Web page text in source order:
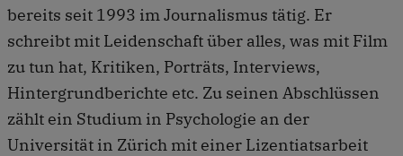
bereits seit 1993 im Journalismus tätig. Er
schreibt mit Leidenschaft über alles, was mit Film
zu tun hat, Kritiken, Porträts, Interviews,
Hintergrundberichte etc. Zu seinen Abschlüssen
zählt ein Studium in Psychologie an der
Universität in Zürich mit einer Lizentiatsarbeit